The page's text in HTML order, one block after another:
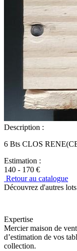
Description :
6 Bts CLOS
Estimation :
140 - 170 €
Retour au catalogue
Découvrez d'autres
Expertise
Mercier maison de
d’estimation de vos
collection.